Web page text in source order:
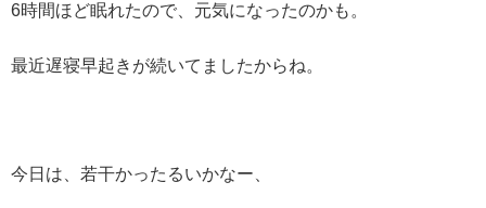
6時間ほど眠れたので、元気になったのかも。
最近遅寝早起きが続いてましたからね。
今日は、若干かったるいかなー、